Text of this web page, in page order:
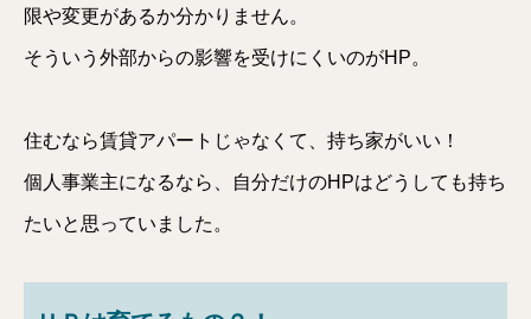
限や変更があるか分かりません。
そういう外部からの影響を受けにくいのがHP。
住むなら賃貸アパートじゃなくて、持ち家がいい！
個人事業主になるなら、自分だけのHPはどうしても持ち
たいと思っていました。